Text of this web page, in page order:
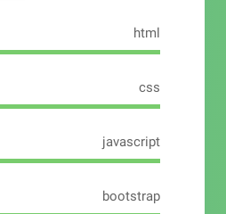
html
css
javascript
bootstrap